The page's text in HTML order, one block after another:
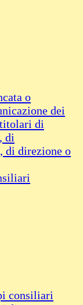
o
dei
di
di
di direzione o
consiliari